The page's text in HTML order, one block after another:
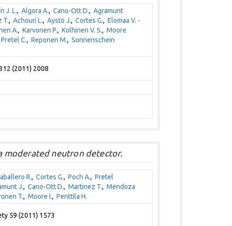
J. L., Algora A., Cano-Ott D., Agramunt
T., Achouri L., Aystö J., Cortes G., Elomaa V. -
A., Karvonen P., Kolhinen V. S., Moore
Pretel C., Reponen M., Sonnenschein
(2011) 2008
moderated neutron detector.
R., Cortes G., Poch A., Pretel
J., Cano-Ott D., Martinez T., Mendoza
T., Moore I., Penttila H.
59 (2011) 1573